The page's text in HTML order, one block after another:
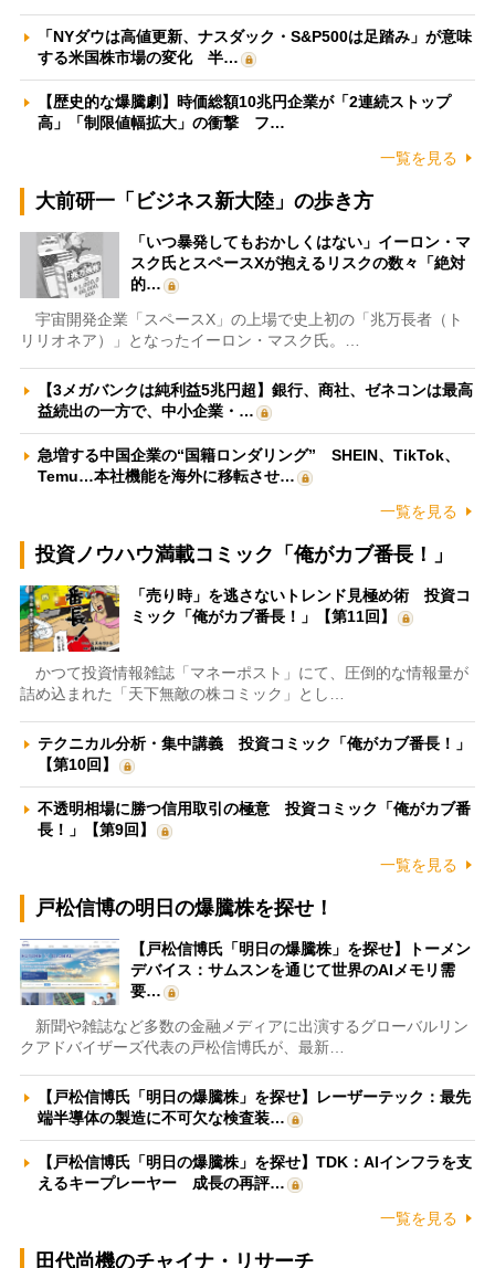
「NYダウは高値更新、ナスダック・S&P500は足踏み」が意味
する米国株市場の変化 半…
【歴史的な爆騰劇】時価総額10兆円企業が「2連続ストップ
高」「制限値幅拡大」の衝撃 フ…
一覧を見る
大前研一「ビジネス新大陸」の歩き方
「いつ暴発してもおかしくはない」イーロン・マ
スク氏とスペースXが抱えるリスクの数々「絶対
的…
宇宙開発企業「スペースX」の上場で史上初の「兆万長者（ト
リリオネア）」となったイーロン・マスク氏。…
【3メガバンクは純利益5兆円超】銀行、商社、ゼネコンは最高
益続出の一方で、中小企業・…
急増する中国企業の“国籍ロンダリング” SHEIN、TikTok、
Temu…本社機能を海外に移転させ…
一覧を見る
投資ノウハウ満載コミック「俺がカブ番長！」
「売り時」を逃さないトレンド見極め術 投資コ
ミック「俺がカブ番長！」【第11回】
かつて投資情報雑誌「マネーポスト」にて、圧倒的な情報量が
詰め込まれた「天下無敵の株コミック」とし…
テクニカル分析・集中講義 投資コミック「俺がカブ番長！」
【第10回】
不透明相場に勝つ信用取引の極意 投資コミック「俺がカブ番
長！」【第9回】
一覧を見る
戸松信博の明日の爆騰株を探せ！
【戸松信博氏「明日の爆騰株」を探せ】トーメン
デバイス：サムスンを通じて世界のAIメモリ需
要…
新聞や雑誌など多数の金融メディアに出演するグローバルリン
クアドバイザーズ代表の戸松信博氏が、最新…
【戸松信博氏「明日の爆騰株」を探せ】レーザーテック：最先
端半導体の製造に不可欠な検査装…
【戸松信博氏「明日の爆騰株」を探せ】TDK：AIインフラを支
えるキープレーヤー 成長の再評…
一覧を見る
田代尚機のチャイナ・リサーチ